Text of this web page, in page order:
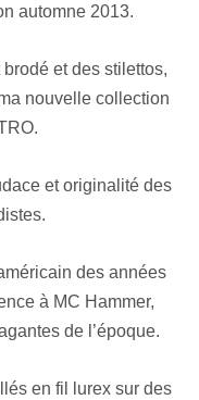
automne 2013.
et des stilettos,
nouvelle collection
et originalité des
des années
à MC Hammer,
de l’époque.
en fil lurex sur des